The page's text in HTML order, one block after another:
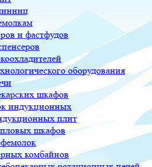
и фастфудов
оборудования
шкафов
индукционных
плит
шкафов
комбайнов